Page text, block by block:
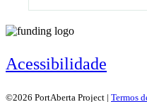
Acessibilidade
©2026 PortAberta Project | Termos